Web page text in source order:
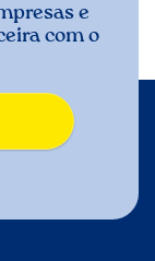
e
com o